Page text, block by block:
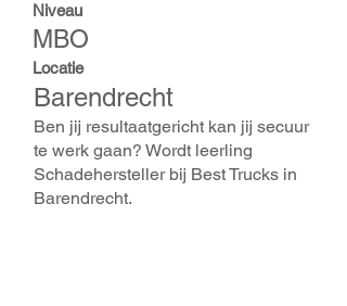
Niveau
MBO
Locatie
Barendrecht
Ben jij resultaatgericht kan jij secuur
te werk gaan? Wordt leerling
Schadehersteller bij Best Trucks in
Barendrecht.